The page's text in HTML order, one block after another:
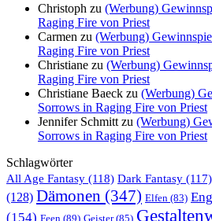
Christoph zu (Werbung)
Raging Fire von Priest
Carmen zu (Werbung)
Raging Fire von Priest
Christiane zu (Werbung)
Raging Fire von Priest
Christiane Baeck zu (Werbung)
Sorrows in Raging Fire von Priest
Jennifer Schmitt zu (Werbung)
Sorrows in Raging Fire von Priest
Schlagwörter
All Age Fantasy (118) Dark Fantasy (117)
(128) Dämonen (347) Elfen (83)
(154) Feen (89) Geister(85)